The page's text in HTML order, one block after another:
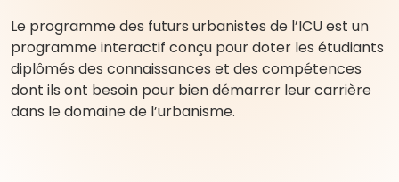
Le programme des futurs urbanistes de l’ICU est un
programme interactif conçu pour doter les étudiants
diplômés des connaissances et des compétences
dont ils ont besoin pour bien démarrer leur carrière
dans le domaine de l’urbanisme.